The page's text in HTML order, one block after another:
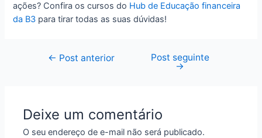
ações? Confira os cursos do Hub de Educação financeira
da B3 para tirar todas as suas dúvidas!
Navegação
← Post anterior Post seguinte
→
Deixe um comentário
O seu endereço de e-mail não será publicado.